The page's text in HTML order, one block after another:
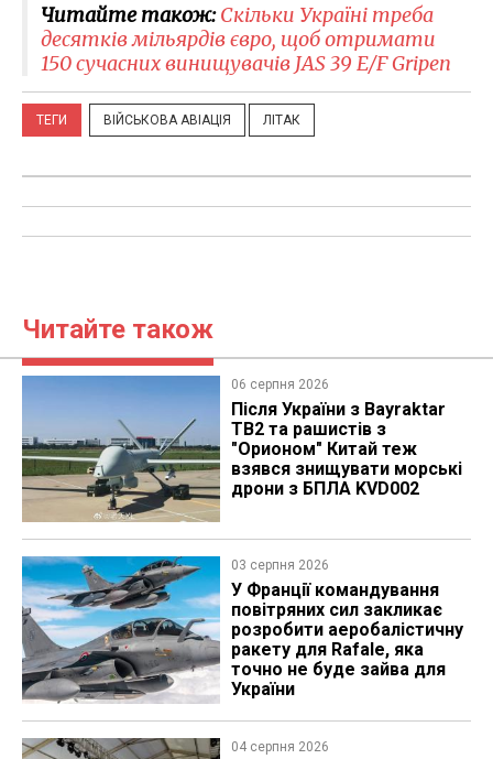
Читайте також:Скільки Україні треба
десятків мільярдів євро, щоб отримати
150 сучасних винищувачів JAS 39 E/F Gripen
ТЕГИ ВІЙСЬКОВА АВІАЦІЯ ЛІТАК
Читайте також
06 серпня 2026
Після України з Bayraktar
TB2 та рашистів з
"Орионом" Китай теж
взявся знищувати морські
дрони з БПЛА KVD002
03 серпня 2026
У Франції командування
повітряних сил закликає
розробити аеробалістичну
ракету для Rafale, яка
точно не буде зайва для
України
04 серпня 2026